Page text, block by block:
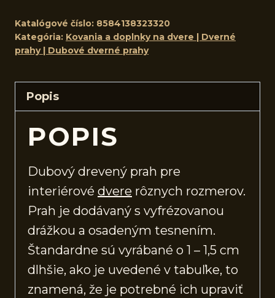
Katalógové číslo: 8584138323320
Kategória: Kovania a doplnky na dvere | Dverné
prahy | Dubové dverné prahy
Popis
POPIS
Dubový drevený prah pre
interiérové dvere rôznych rozmerov.
Prah je dodávaný s vyfrézovanou
drážkou a osadeným tesnením.
Štandardne sú vyrábané o 1 – 1,5 cm
dlhšie, ako je uvedené v tabuľke, to
znamená, že je potrebné ich upraviť